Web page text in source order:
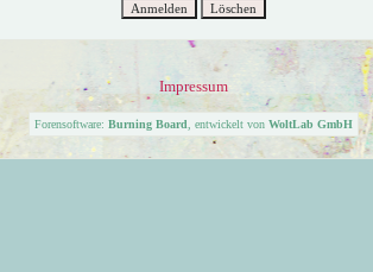
Impressum
Forensoftware: Burning Board , entwickelt von WoltLab GmbH